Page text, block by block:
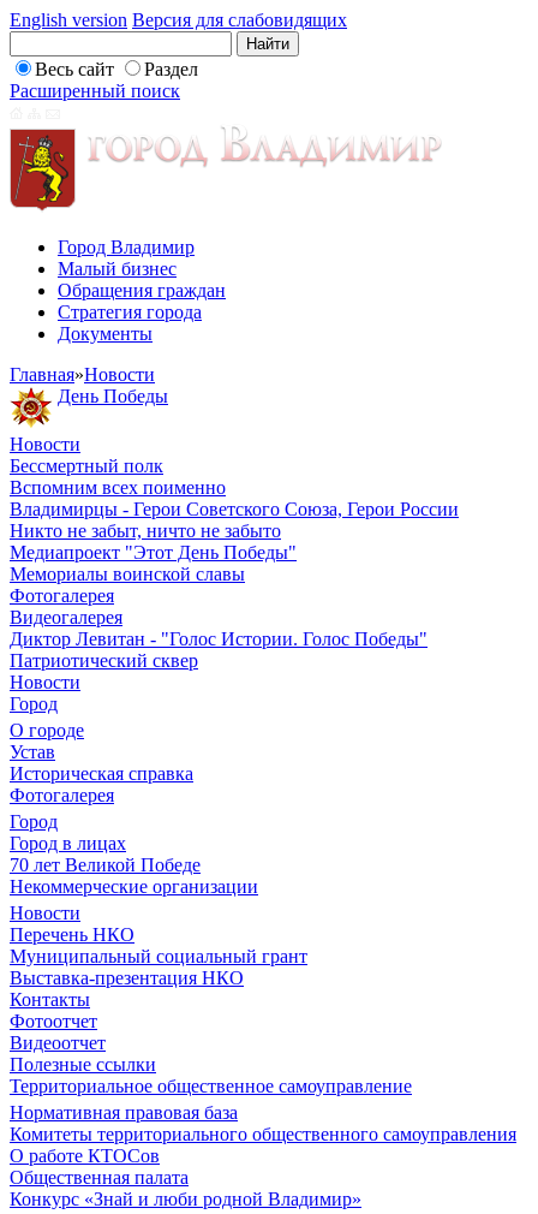
English version Версия для слабовидящих
Весь сайт
Раздел
Расширенный поиск
Город Владимир
Малый бизнес
Обращения граждан
Стратегия города
Документы
Главная»Новости
День Победы
Новости
Бессмертный полк
Вспомним всех поименно
Владимирцы - Герои Советского Союза, Герои России
Никто не забыт, ничто не забыто
Медиапроект "Этот День Победы"
Мемориалы воинской славы
Фотогалерея
Видеогалерея
Диктор Левитан - "Голос Истории. Голос Победы"
Патриотический сквер
Новости
Город
О городе
Устав
Историческая справка
Фотогалерея
Город
Город в лицах
70 лет Великой Победе
Некоммерческие организации
Новости
Перечень НКО
Муниципальный социальный грант
Выставка-презентация НКО
Контакты
Фотоотчет
Видеоотчет
Полезные ссылки
Территориальное общественное самоуправление
Нормативная правовая база
Комитеты территориального общественного самоуправления
О работе КТОСов
Общественная палата
Конкурс «Знай и люби родной Владимир»